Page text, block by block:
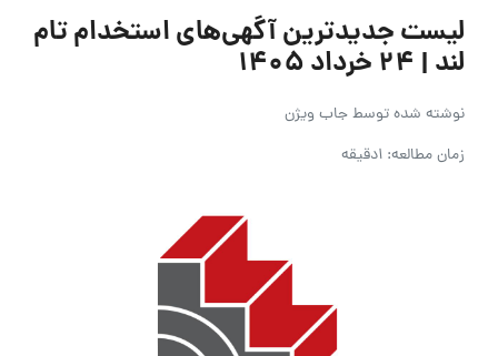
لیست جدیدترین آگهی‌های استخدام تام
لند | ۲۴ خرداد ۱۴۰۵
نوشته شده توسطجاب ویژن
زمان مطالعه: 1دقیقه